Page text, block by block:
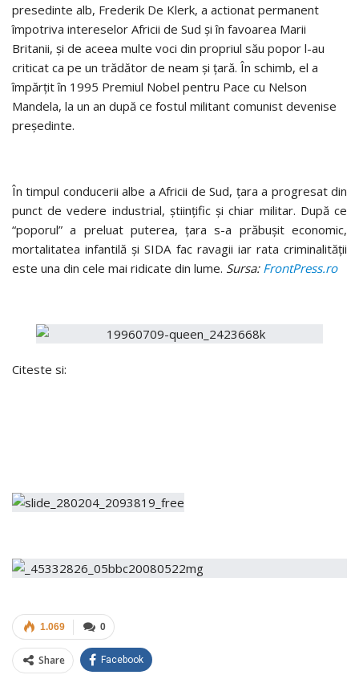
presedinte alb, Frederik De Klerk, a actionat permanent
împotriva intereselor Africii de Sud şi în favoarea Marii
Britanii, şi de aceea multe voci din propriul său popor l-au
criticat ca pe un trădător de neam şi ţară. În schimb, el a
împărţit în 1995 Premiul Nobel pentru Pace cu Nelson
Mandela, la un an după ce fostul militant comunist devenise
preşedinte.
În timpul conducerii albe a Africii de Sud, ţara a progresat din
punct de vedere industrial, ştiinţific şi chiar militar. După ce
“poporul” a preluat puterea, ţara s-a prăbuşit economic,
mortalitatea infantilă şi SIDA fac ravagii iar rata criminalităţii
este una din cele mai ridicate din lume. Sursa: FrontPress.ro
Citeste si:
0
1.069
Share Facebook